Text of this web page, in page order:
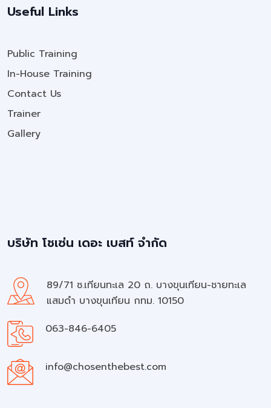
Useful Links
Public Training
In-House Training
Contact Us
Trainer
Gallery
บริษัท โชเซ่น เดอะ เบสท์ จำกัด
89/71 ซ.เทียนทะเล 20 ถ. บางขุนเทียน-ชายทะเล
แสมดำ บางขุนเทียน กทม. 10150
063-846-6405
info@chosenthebest.com